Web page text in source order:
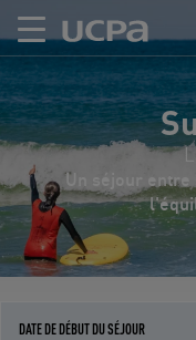
Un séjour
DATE DE DÉBUT DU SÉJOUR